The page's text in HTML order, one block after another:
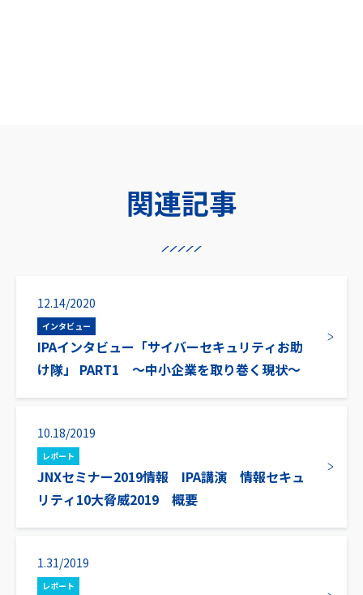
関連記事
12.14/2020
インタビュー
IPAインタビュー「サイバーセキュリティお助
け隊」 PART1 ～中小企業を取り巻く現状～
10.18/2019
レポート
JNXセミナー2019情報 IPA講演 情報セキュ
リティ10大脅威2019 概要
1.31/2019
レポート